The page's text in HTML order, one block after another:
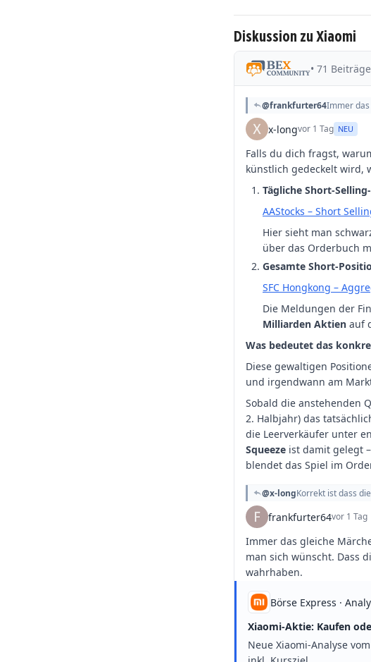
Diskussion zu Xiaomi